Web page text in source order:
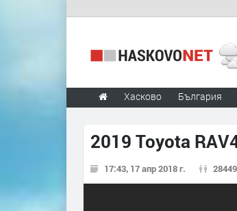
Хасково България
2019 Toyota
17:43, 17 апр 2018 г. 28449